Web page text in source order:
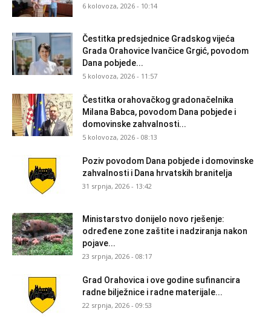
6 kolovoza, 2026 - 10:14
Čestitka predsjednice Gradskog vijeća
Grada Orahovice Ivančice Grgić, povodom
Dana pobjede...
5 kolovoza, 2026 - 11:57
Čestitka orahovačkog gradonačelnika
Milana Babca, povodom Dana pobjede i
domovinske zahvalnosti...
5 kolovoza, 2026 - 08:13
Poziv povodom Dana pobjede i domovinske
zahvalnosti i Dana hrvatskih branitelja
31 srpnja, 2026 - 13:42
Ministarstvo donijelo novo rješenje:
određene zone zaštite i nadziranja nakon
pojave...
23 srpnja, 2026 - 08:17
Grad Orahovica i ove godine sufinancira
radne bilježnice i radne materijale...
22 srpnja, 2026 - 09:53